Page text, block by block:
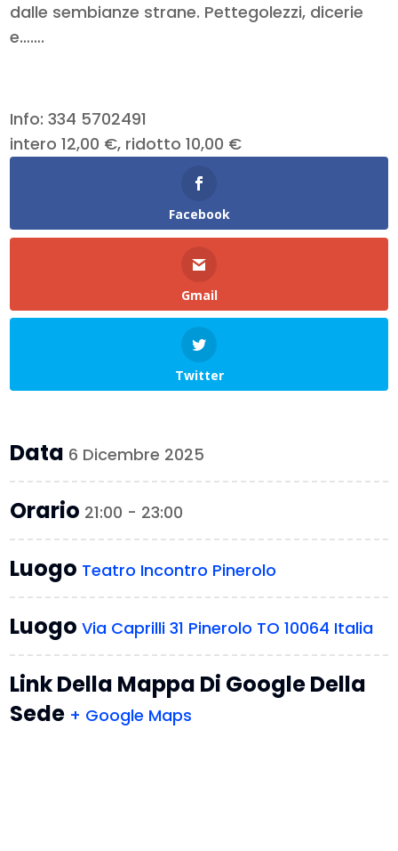
dalle sembianze strane. Pettegolezzi, dicerie
e…….
Info: 334 5702491
intero 12,00 €, ridotto 10,00 €
Facebook
Gmail
Twitter
Data 6 Dicembre 2025
Orario 21:00 - 23:00
Luogo Teatro Incontro Pinerolo
LuogoVia Caprilli 31 Pinerolo TO 10064 Italia
Link Della Mappa Di Google Della
Sede + Google Maps